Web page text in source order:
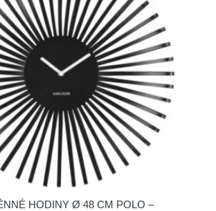
HODINY Ø 48 CM POLO –